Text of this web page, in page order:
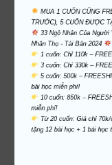
Sự Cần
Tư Vấn
Để lại một
BEAR MEDIA/
MUA 1 CUỐN CŨNG
TRƯỚC), 5 CUỐN ĐƯỢC
33 Ngộ Nhận Của Người
Nhân Thọ - Tái Bản 2024
5 cuốn: 500k –
bài học miễn phí!
10 cuốn: 850k –
miễn phí!
Từ 20 cuốn: Giá chỉ 70k/
tặng 12 bài học + 1 bài học